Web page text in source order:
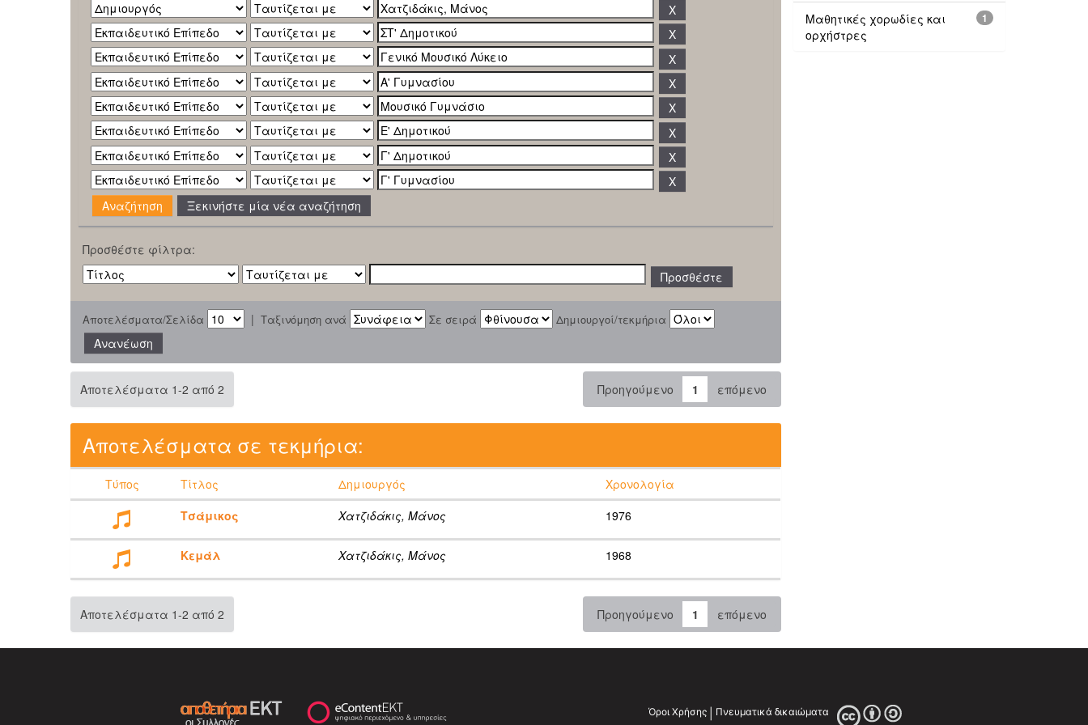
Ξεκινήστε μία νέα αναζήτηση
Προσθέστε φίλτρα:
Αποτελέσματα/Σελίδα | Ταξινόμηση ανά Σε σειρά Δημιουργοί/τεκμήρια
Αποτελέσματα 1-2 από 2 Προηγούμενο 1 επόμενο
Αποτελέσματα σε τεκμήρια:
Τύπος Τίτλος Δημιουργός
Χρονολογία
Τσάμικος
Χατζιδάκις, Μάνος 1976
Κεμάλ Χατζιδάκις, Μάνος 1968
Αποτελέσματα 1-2 από 2 Προηγούμενο 1 επόμενο
1
Μαθητικές χορωδίες και
ορχήστρες